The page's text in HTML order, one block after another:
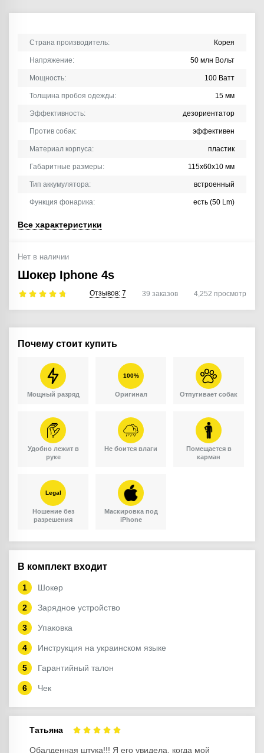
Нет в наличии
Шокер Iphone 4s
Отзывов: 7 39 заказов 4,252 просмотр
Страна производитель: Корея
Напряжение: 50 млн Вольт
Мощность: 100 Ватт
Толщина пробоя одежды: 15 мм
Эффективность: дезориентатор
Против собак: эффективен
Материал корпуса: пластик
Габаритные размеры: 115х60х10 мм
Тип аккумулятора: встроенный
Функция фонарика: есть (50 Lm)
Все характеристики
Почему стоит купить
Мощный разряд
100%
Оригинал Отпугивает собак
Удобно лежит в
руке
Не боится влаги
Помещается в
карман
Legal
Ношение без
разрешения
Маскировка под
iPhone
В комплект входит
Шокер
Зарядное устройство
Упаковка
Инструкция на украинском языке
Гарантийный талон
Чек
Татьяна
Обалденная штука!!! Я его увидела, когда мой